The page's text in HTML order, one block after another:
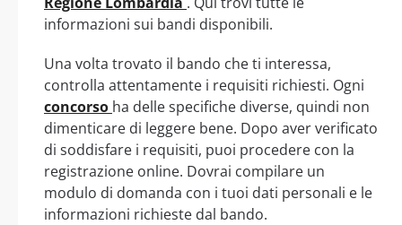
informazioni sui bandi disponibili.
Una volta trovato il bando che ti interessa,
controlla attentamente i requisiti richiesti. Ogni
concorso ha delle specifiche diverse, quindi non
dimenticare di leggere bene. Dopo aver verificato
di soddisfare i requisiti, puoi procedere con la
registrazione online. Dovrai compilare un
modulo di domanda con i tuoi dati personali e le
informazioni richieste dal bando.